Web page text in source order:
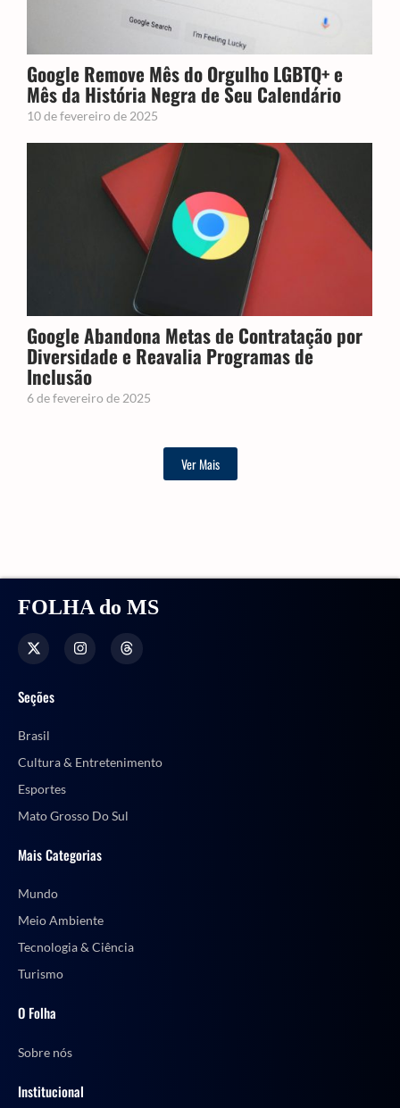
Google Remove Mês do Orgulho LGBTQ+ e
Mês da História Negra de Seu Calendário
10 de fevereiro de 2025
Google Abandona Metas de Contratação por
Diversidade e Reavalia Programas de
Inclusão
6 de fevereiro de 2025
Ver Mais
FOLHA do MS
Seções
Brasil
Cultura & Entretenimento
Esportes
Mato Grosso Do Sul
Mais Categorias
Mundo
Meio Ambiente
Tecnologia & Ciência
Turismo
O Folha
Sobre nós
Institucional